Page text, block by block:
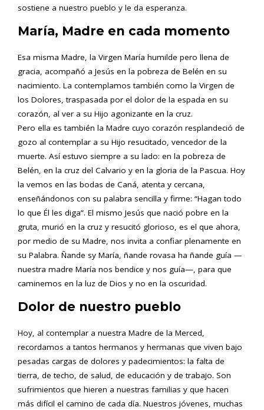
sostiene a nuestro pueblo y le da esperanza.
María, Madre en cada momento
Esa misma Madre, la Virgen María humilde pero llena de
gracia, acompañó a Jesús en la pobreza de Belén en su
nacimiento. La contemplamos también como la Virgen de
los Dolores, traspasada por el dolor de la espada en su
corazón, al ver a su Hijo agonizante en la cruz.
Pero ella es también la Madre cuyo corazón resplandeció de
gozo al contemplar a su Hijo resucitado, vencedor de la
muerte. Así estuvo siempre a su lado: en la pobreza de
Belén, en la cruz del Calvario y en la gloria de la Pascua. Hoy
la vemos en las bodas de Caná, atenta y cercana,
enseñándonos con su palabra sencilla y firme: “Hagan todo
lo que Él les diga”. El mismo Jesús que nació pobre en la
gruta, murió en la cruz y resucitó glorioso, es el que ahora,
por medio de su Madre, nos invita a confiar plenamente en
su Palabra. Ñande sy María, ñande rovasa ha ñande guía —
nuestra madre María nos bendice y nos guía—, para que
caminemos en la luz de Dios y no en la oscuridad.
Dolor de nuestro pueblo
Hoy, al contemplar a nuestra Madre de la Merced,
recordamos a tantos hermanos y hermanas que viven bajo
pesadas cargas de dolores y padecimientos: la falta de
tierra, de techo, de salud, de educación y de trabajo. Son
sufrimientos que hieren a nuestras familias y que hacen
más difícil el camino de cada día. Nuestros jóvenes, muchas